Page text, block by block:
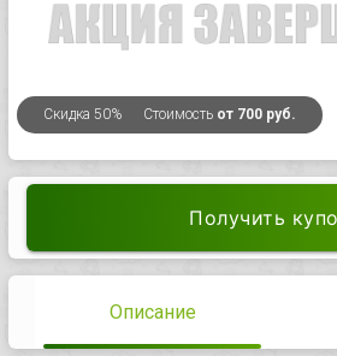
Скидка 50% Стоимость от 700 руб.
Получить
Описание